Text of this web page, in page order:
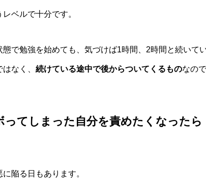
ベルで十分です。
で勉強を始めても、気づけば1時間、2時間と続いて
なく、 続けている途中で後からついてくるものなの
ってしまった自分を責めたくなったら
陥る日もあります。